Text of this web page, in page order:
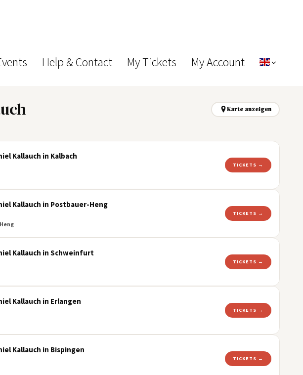
Help & Contact My Tickets My Account
Karte anzeigen
Kallauch in Kalbach
TICKETS →
Kallauch in Postbauer-Heng
TICKETS →
Kallauch in Schweinfurt
TICKETS →
Kallauch in Erlangen
TICKETS →
Kallauch in Bispingen
TICKETS →